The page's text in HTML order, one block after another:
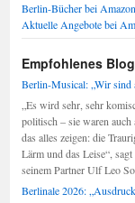
Berlin-Bücher bei Amazon
Aktuelle Angebote bei
Empfohlenes
Berlin-Musical: „Wir sind
„Es wird sehr, sehr
politisch – sie waren
das alles zeigen: die
Lärm und das Leise“,
seinem Partner Ulf Leo
Berlinale 2026: